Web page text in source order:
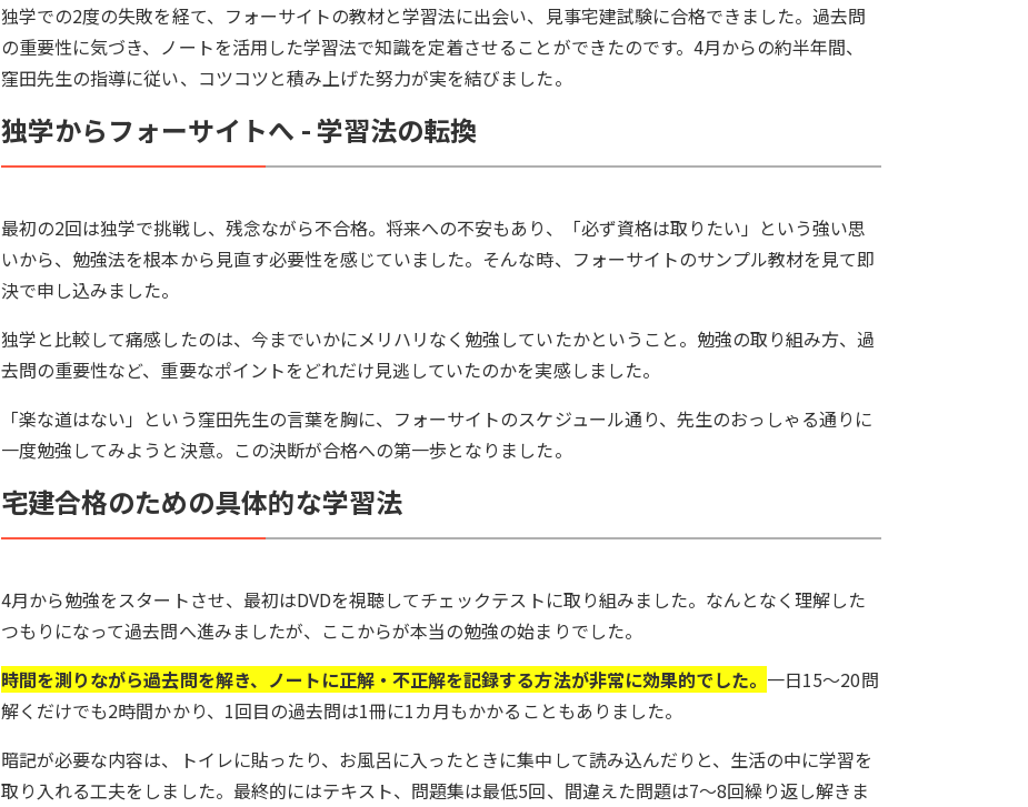
独学での2度の失敗を経て、フォーサイトの教材と学習法に出会い、見事宅建試験に合格できました。過去問
の重要性に気づき、ノートを活用した学習法で知識を定着させることができたのです。4月からの約半年間、
窪田先生の指導に従い、コツコツと積み上げた努力が実を結びました。
独学からフォーサイトへ - 学習法の転換
最初の2回は独学で挑戦し、残念ながら不合格。将来への不安もあり、「必ず資格は取りたい」という強い思
いから、勉強法を根本から見直す必要性を感じていました。そんな時、フォーサイトのサンプル教材を見て即
決で申し込みました。
独学と比較して痛感したのは、今までいかにメリハリなく勉強していたかということ。勉強の取り組み方、過
去問の重要性など、重要なポイントをどれだけ見逃していたのかを実感しました。
「楽な道はない」という窪田先生の言葉を胸に、フォーサイトのスケジュール通り、先生のおっしゃる通りに
一度勉強してみようと決意。この決断が合格への第一歩となりました。
宅建合格のための具体的な学習法
4月から勉強をスタートさせ、最初はDVDを視聴してチェックテストに取り組みました。なんとなく理解した
つもりになって過去問へ進みましたが、ここからが本当の勉強の始まりでした。
時間を測りながら過去問を解き、ノートに正解・不正解を記録する方法が非常に効果的でした。 一日15〜20問
解くだけでも2時間かかり、1回目の過去問は1冊に1カ月もかかることもありました。
暗記が必要な内容は、トイレに貼ったり、お風呂に入ったときに集中して読み込んだりと、生活の中に学習を
取り入れる工夫をしました。最終的にはテキスト、問題集は最低5回、間違えた問題は7〜8回繰り返し解きま